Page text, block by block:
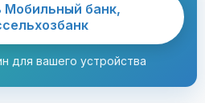
Мобильный банк,
для вашего устройства